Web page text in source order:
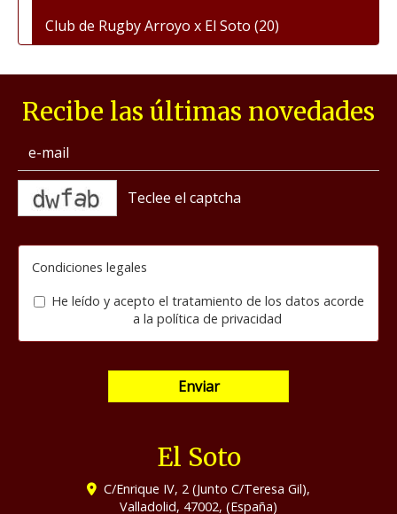
Club de Rugby Arroyo x El Soto (20)
Recibe las últimas novedades
Condiciones legales
He leído y acepto el tratamiento de los datos acorde
a la política de privacidad
Enviar
El Soto
C/Enrique IV, 2 (Junto C/Teresa Gil),
Valladolid, 47002, (España)